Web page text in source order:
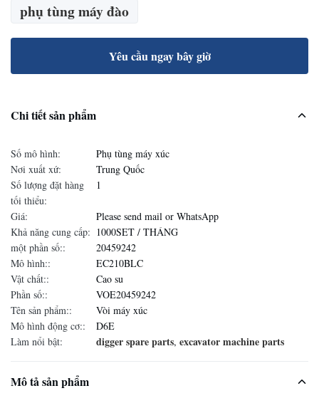
phụ tùng máy đào
Yêu cầu ngay bây giờ
Chi tiết sản phẩm
Số mô hình:
Phụ tùng máy xúc
Nơi xuất xứ:
Trung Quốc
Số lượng đặt hàng
tối thiểu:
1
Giá:
Please send mail or WhatsApp
Khả năng cung cấp: 1000SET / THÁNG
một phần số::
20459242
Mô hình::
EC210BLC
Vật chất::
Cao su
Phần số::
VOE20459242
Tên sản phẩm::
Vòi máy xúc
Mô hình động cơ::
D6E
Làm nổi bật:
digger spare parts, excavator machine parts
Mô tả sản phẩm